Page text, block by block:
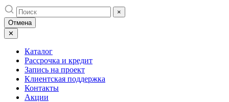
Skip
to
content
×
Отмена
✕
Каталог
Рассрочка и кредит
Запись на проект
Клиентская поддержка
Контакты
Акции